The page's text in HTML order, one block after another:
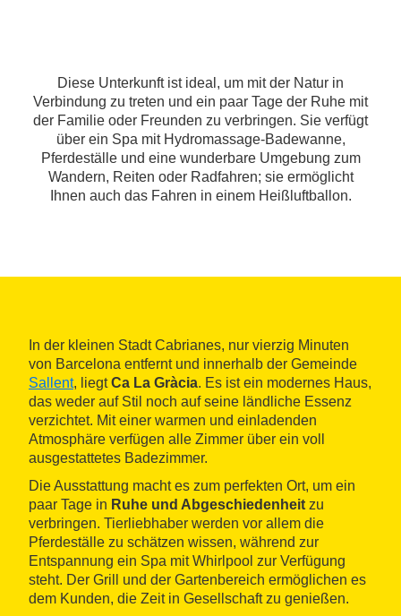
Diese Unterkunft ist ideal, um mit der Natur in
Verbindung zu treten und ein paar Tage der Ruhe mit
der Familie oder Freunden zu verbringen. Sie verfügt
über ein Spa mit Hydromassage-Badewanne,
Pferdeställe und eine wunderbare Umgebung zum
Wandern, Reiten oder Radfahren; sie ermöglicht
Ihnen auch das Fahren in einem Heißluftballon.
In der kleinen Stadt Cabrianes, nur vierzig Minuten
von Barcelona entfernt und innerhalb der Gemeinde
Sallent, liegtCa La Gràcia. Es ist ein modernes Haus,
das weder auf Stil noch auf seine ländliche Essenz
verzichtet. Mit einer warmen und einladenden
Atmosphäre verfügen alle Zimmer über ein voll
ausgestattetes Badezimmer.
Die Ausstattung macht es zum perfekten Ort, um ein
paar Tage in Ruhe und Abgeschiedenheit zu
verbringen. Tierliebhaber werden vor allem die
Pferdeställe zu schätzen wissen, während zur
Entspannung ein Spa mit Whirlpool zur Verfügung
steht. Der Grill und der Gartenbereich ermöglichen es
dem Kunden, die Zeit in Gesellschaft zu genießen.